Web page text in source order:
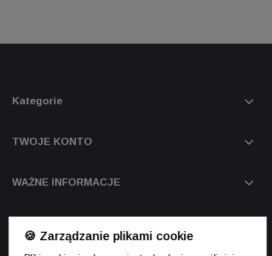
Kategorie
TWOJE KONTO
WAŻNE INFORMACJE
🍪 Zarządzanie plikami cookie